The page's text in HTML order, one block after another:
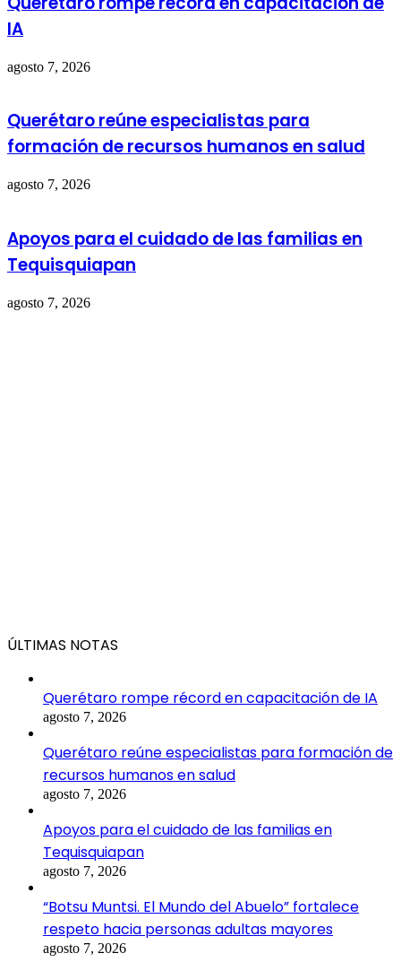
IA
agosto 7, 2026
Querétaro reúne especialistas para
formación de recursos humanos en salud
agosto 7, 2026
Apoyos para el cuidado de las familias en
Tequisquiapan
agosto 7, 2026
ÚLTIMAS NOTAS
Querétaro rompe récord en capacitación de IA
agosto 7, 2026
Querétaro reúne especialistas para formación de
recursos humanos en salud
agosto 7, 2026
Apoyos para el cuidado de las familias en
Tequisquiapan
agosto 7, 2026
“Botsu Muntsi. El Mundo del Abuelo” fortalece
respeto hacia personas adultas mayores
agosto 7, 2026